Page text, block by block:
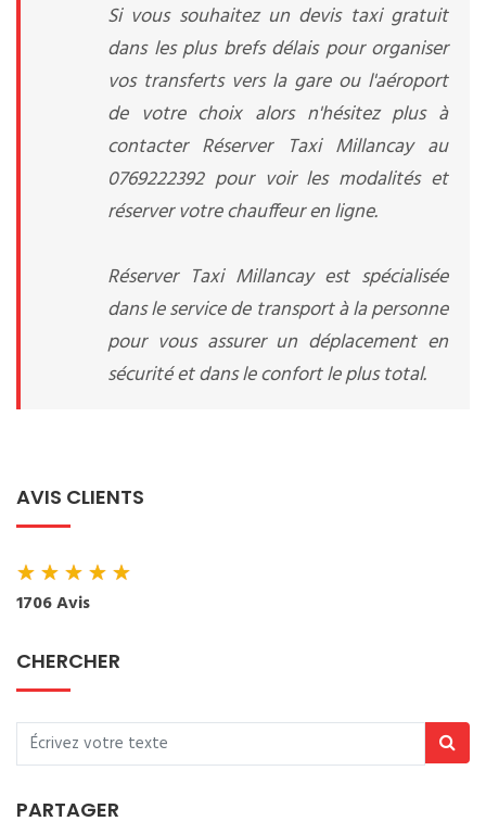
Si vous souhaitez un devis taxi gratuit
dans les plus brefs délais pour organiser
vos transferts vers la gare ou l'aéroport
de votre choix alors n'hésitez plus à
contacter Réserver Taxi Millancay au
0769222392 pour voir les modalités et
réserver votre chauffeur en ligne.
Réserver Taxi Millancay est spécialisée
dans le service de transport à la personne
pour vous assurer un déplacement en
sécurité et dans le confort le plus total.
AVIS CLIENTS
★★★★★
1706 Avis
CHERCHER
PARTAGER